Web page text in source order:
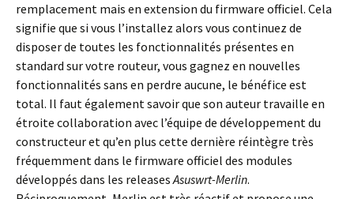
remplacement mais en extension du firmware officiel. Cela
signifie que si vous l’installez alors vous continuez de
disposer de toutes les fonctionnalités présentes en
standard sur votre routeur, vous gagnez en nouvelles
fonctionnalités sans en perdre aucune, le bénéfice est
total. Il faut également savoir que son auteur travaille en
étroite collaboration avec l’équipe de développement du
constructeur et qu’en plus cette dernière réintègre très
fréquemment dans le firmware officiel des modules
développés dans les releasesAsuswrt-Merlin.